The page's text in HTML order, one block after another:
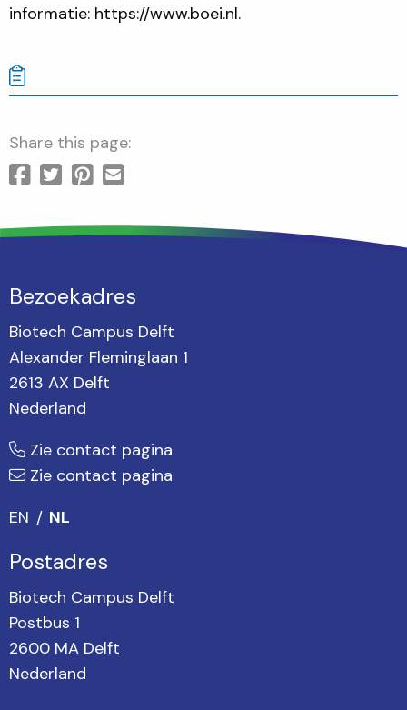
informatie: https://www.boei.nl.
Share this page:
Bezoekadres
Biotech Campus Delft
Alexander Fleminglaan 1
2613 AX Delft
Nederland
Zie contact pagina
Zie contact pagina
EN
NL
Postadres
Biotech Campus Delft
Postbus 1
2600 MA Delft
Nederland